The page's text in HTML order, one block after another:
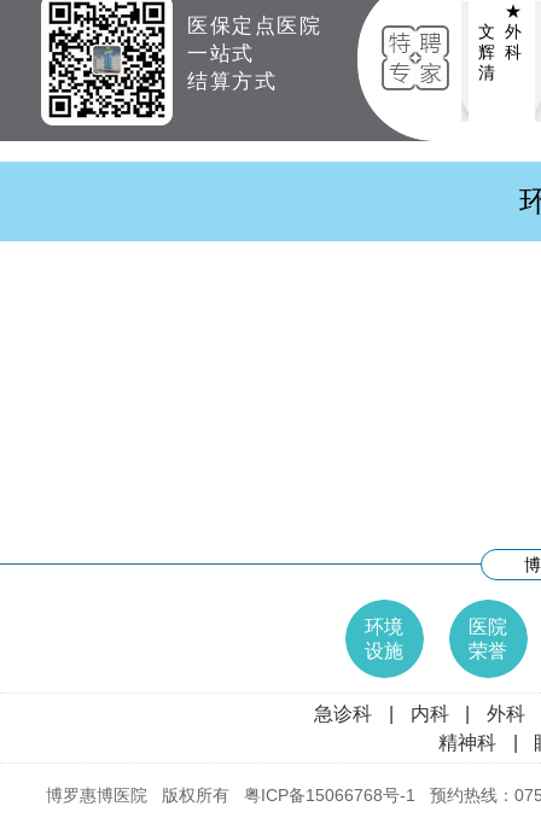
医保定点医院
一站式
结算方式
文 外
文
辉
清
★
外
科
环境
设施
医院
荣誉
急诊科 内科 外科
精神科
博罗惠博医院 版权所有 粤ICP备15066768号-1 预约热线：